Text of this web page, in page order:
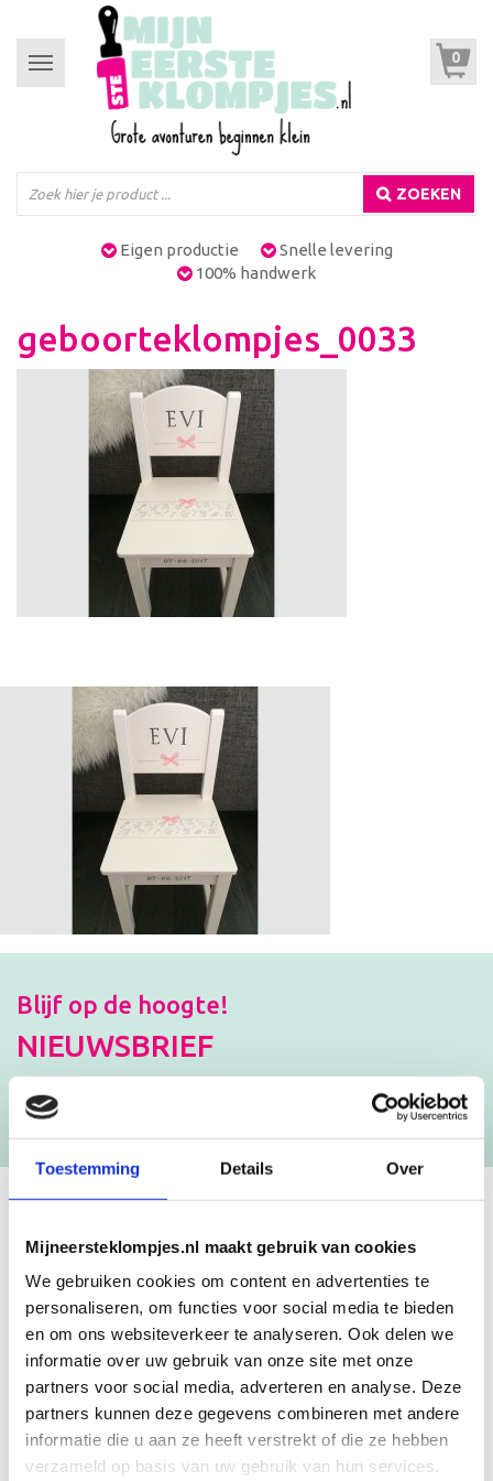
Toestemming Details Over
Mijneersteklompjes.nl maakt gebruik van cookies
We gebruiken cookies om content en advertenties te
personaliseren, om functies voor social media te bieden
en om ons websiteverkeer te analyseren. Ook delen we
informatie over uw gebruik van onze site met onze
partners voor social media, adverteren en analyse. Deze
partners kunnen deze gegevens combineren met andere
informatie die u aan ze heeft verstrekt of die ze hebben
verzameld op basis van uw gebruik van hun services.
Toggle
navigation
0
ZOEKEN
Eigen productie
Snelle levering
100% handwerk
geboorteklompjes_0033
Blijf op de hoogte!
NIEUWSBRIEF
[mc4wp_form id=”3182″]
GEBOORTEKLOMPJES EN
KRAAMCADEAU MET NAAM
Unieke geboorteklompjes
Mijneersteklompjes.nl heeft al meer dan 15 jaar ervaring met het
schilderen van klompjes. Velen wisten de weg naar ons bedrijf al te
vinden en ontdekten onze leuke geboorteklompjes. Onze
geboorteklompjes bestel je gemakkelijk online. We beschilderen
de geboorteklompjes met de hand en indien gewenst in de stijl van